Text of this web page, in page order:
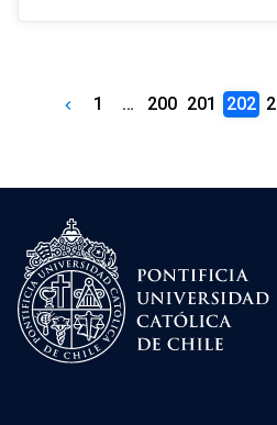
keyboard_arrow_left 1 … 200 201 202